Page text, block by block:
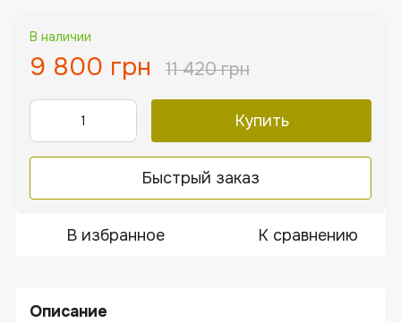
В наличии
9 800 грн 11 420 грн
Купить
Быстрый заказ
В избранное К сравнению
Описание